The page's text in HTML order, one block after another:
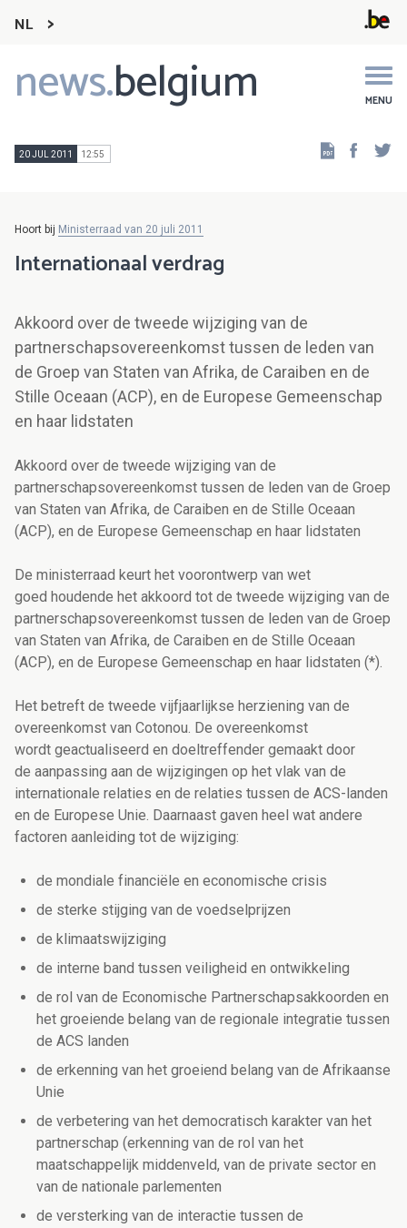
NL
news.belgium MENU
Main
navigation
20 JUL 2011 12:55
Hoort bij Ministerraad van 20 juli 2011
Internationaal verdrag
Akkoord over de tweede wijziging van de
partnerschapsovereenkomst tussen de leden van
de Groep van Staten van Afrika, de Caraiben en de
Stille Oceaan (ACP), en de Europese Gemeenschap
en haar lidstaten
Akkoord over de tweede wijziging van de
partnerschapsovereenkomst tussen de leden van de Groep
van Staten van Afrika, de Caraiben en de Stille Oceaan
(ACP), en de Europese Gemeenschap en haar lidstaten
De ministerraad keurt het voorontwerp van wet
goed houdende het akkoord tot de tweede wijziging van de
partnerschapsovereenkomst tussen de leden van de Groep
van Staten van Afrika, de Caraiben en de Stille Oceaan
(ACP), en de Europese Gemeenschap en haar lidstaten (*).
Het betreft de tweede vijfjaarlijkse herziening van de
overeenkomst van Cotonou. De overeenkomst
wordt geactualiseerd en doeltreffender gemaakt door
de aanpassing aan de wijzigingen op het vlak van de
internationale relaties en de relaties tussen de ACS-landen
en de Europese Unie. Daarnaast gaven heel wat andere
factoren aanleiding tot de wijziging:
de mondiale financiële en economische crisis
de sterke stijging van de voedselprijzen
de klimaatswijziging
de interne band tussen veiligheid en ontwikkeling
de rol van de Economische Partnerschapsakkoorden en
het groeiende belang van de regionale integratie tussen
de ACS landen
de erkenning van het groeiend belang van de Afrikaanse
Unie
de verbetering van het democratisch karakter van het
partnerschap (erkenning van de rol van het
maatschappelijk middenveld, van de private sector en
van de nationale parlementen
de versterking van de interactie tussen de